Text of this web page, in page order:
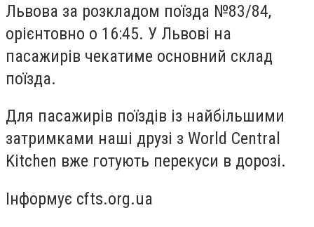
Львова за розкладом поїзда №83/84,
орієнтовно о 16:45. У Львові на
пасажирів чекатиме основний склад
поїзда.
Для пасажирів поїздів із найбільшими
затримками наші друзі з World Central
Kitchen вже готують перекуси в дорозі.
Інформує cfts.org.ua